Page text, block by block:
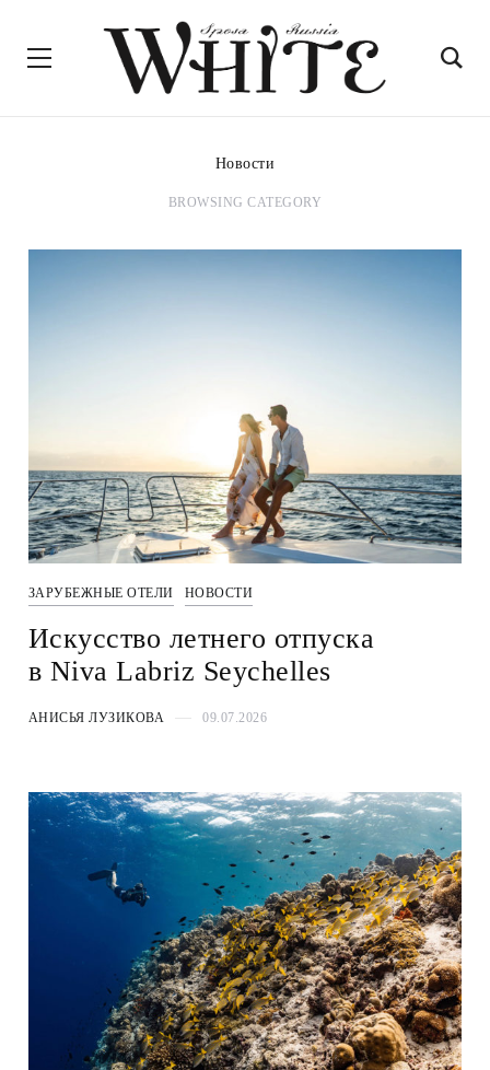
Новости
BROWSING CATEGORY
ЗАРУБЕЖНЫЕ ОТЕЛИ НОВОСТИ
Искусство летнего отпуска
в Niva Labriz Seychelles
АНИСЬЯ ЛУЗИКОВА 09.07.2026